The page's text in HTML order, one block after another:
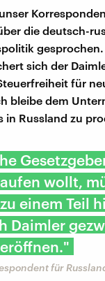
die deutsch-
gesprochen.
sich der
für
bleibe dem
in Russland zu
wollt,
einem Teil
Daimler
für